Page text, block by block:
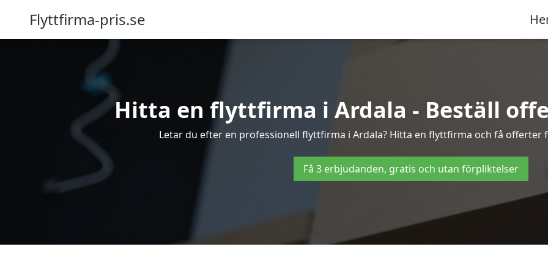
Flyttfirma-pris.se
Hitta en flyttfirma i Ardala - Beställ
Letar du efter en professionell flyttfirma i Ardala? Hitta en flyttfirma och få offerter
Få 3 erbjudanden, gratis och utan förpliktelser